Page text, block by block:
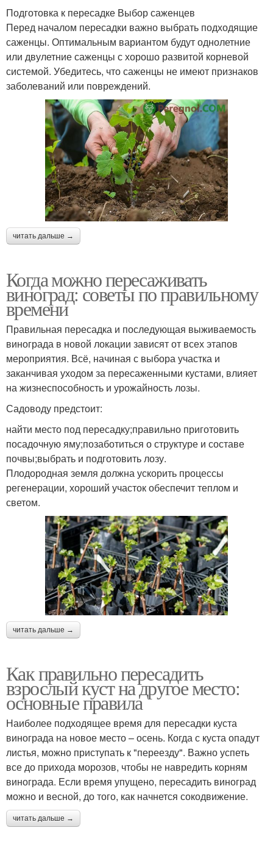
Подготовка к пересадке Выбор саженцев
Перед началом пересадки важно выбрать подходящие
саженцы. Оптимальным вариантом будут однолетние
или двулетние саженцы с хорошо развитой корневой
системой. Убедитесь, что саженцы не имеют признаков
заболеваний или повреждений.
читать дальше →
Когда можно пересаживать
виноград: советы по правильному
времени
Правильная пересадка и последующая выживаемость
винограда в новой локации зависят от всех этапов
мероприятия. Всё, начиная с выбора участка и
заканчивая уходом за пересаженными кустами, влияет
на жизнеспособность и урожайность лозы.
Садоводу предстоит:
найти место под пересадку;правильно приготовить
посадочную яму;позаботиться о структуре и составе
почвы;выбрать и подготовить лозу.
Плодородная земля должна ускорить процессы
регенерации, хороший участок обеспечит теплом и
светом.
читать дальше →
Как правильно пересадить
взрослый куст на другое место:
основные правила
Наиболее подходящее время для пересадки куста
винограда на новое место – осень. Когда с куста опадут
листья, можно приступать к "переезду". Важно успеть
все до прихода морозов, чтобы не навредить корням
винограда. Если время упущено, пересадить виноград
можно и весной, до того, как начнется сокодвижение.
читать дальше →